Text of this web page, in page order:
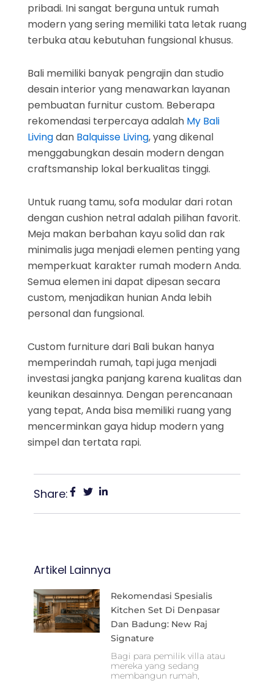
pribadi. Ini sangat berguna untuk rumah
modern yang sering memiliki tata letak ruang
terbuka atau kebutuhan fungsional khusus.
Bali memiliki banyak pengrajin dan studio
desain interior yang menawarkan layanan
pembuatan furnitur custom. Beberapa
rekomendasi terpercaya adalah My Bali
Livingdan Balquisse Living, yang dikenal
menggabungkan desain modern dengan
craftsmanship lokal berkualitas tinggi.
Untuk ruang tamu, sofa modular dari rotan
dengan cushion netral adalah pilihan favorit.
Meja makan berbahan kayu solid dan rak
minimalis juga menjadi elemen penting yang
memperkuat karakter rumah modern Anda.
Semua elemen ini dapat dipesan secara
custom, menjadikan hunian Anda lebih
personal dan fungsional.
Custom furniture dari Bali bukan hanya
memperindah rumah, tapi juga menjadi
investasi jangka panjang karena kualitas dan
keunikan desainnya. Dengan perencanaan
yang tepat, Anda bisa memiliki ruang yang
mencerminkan gaya hidup modern yang
simpel dan tertata rapi.
Share:
Artikel Lainnya
Rekomendasi Spesialis
Kitchen Set Di Denpasar
Dan Badung: New Raj
Signature
Bagi para pemilik villa atau
mereka yang sedang
membangun rumah,